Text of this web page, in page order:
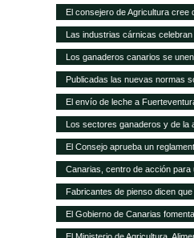
trabajan en el Plan Forrajero de
El consejero de Agricultura cree
subvenciones al transporte
de Europa
Las industrias cárnicas
porcino
Los ganaderos canarios se
atrasadas
Publicadas las nuevas normas
en mataderos de aves y conejos
El envío de leche a
cabras
Los sectores ganaderos y de la
Montoro que el IVA reducido no
El Consejo aprueba un
vacuno
Canarias, centro de acción
Fabricantes de pienso dicen
sensiblemente
El Gobierno de Canarias
variedades tradicionales de